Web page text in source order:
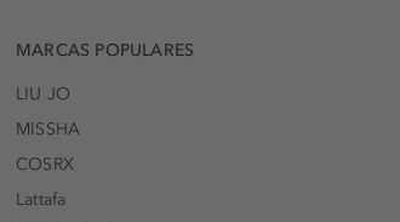
MARCAS POPULARES
LIU JO
MISSHA
COSRX
Lattafa